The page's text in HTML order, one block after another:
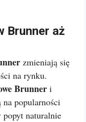
Brunner aż
zmieniają się
na rynku.
Brunner i
na popularności
naturalnie